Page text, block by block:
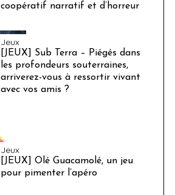
coopératif narratif et d’horreur
Jeux
[JEUX] Sub Terra – Piégés dans
les profondeurs souterraines,
arriverez-vous à ressortir vivant
avec vos amis ?
Jeux
[JEUX] Olé Guacamolé, un jeu
pour pimenter l’apéro